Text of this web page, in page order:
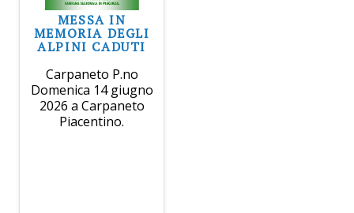
MESSA IN
MEMORIA DEGLI
ALPINI CADUTI
Carpaneto P.no
Domenica 14 giugno
2026 a Carpaneto
Piacentino.